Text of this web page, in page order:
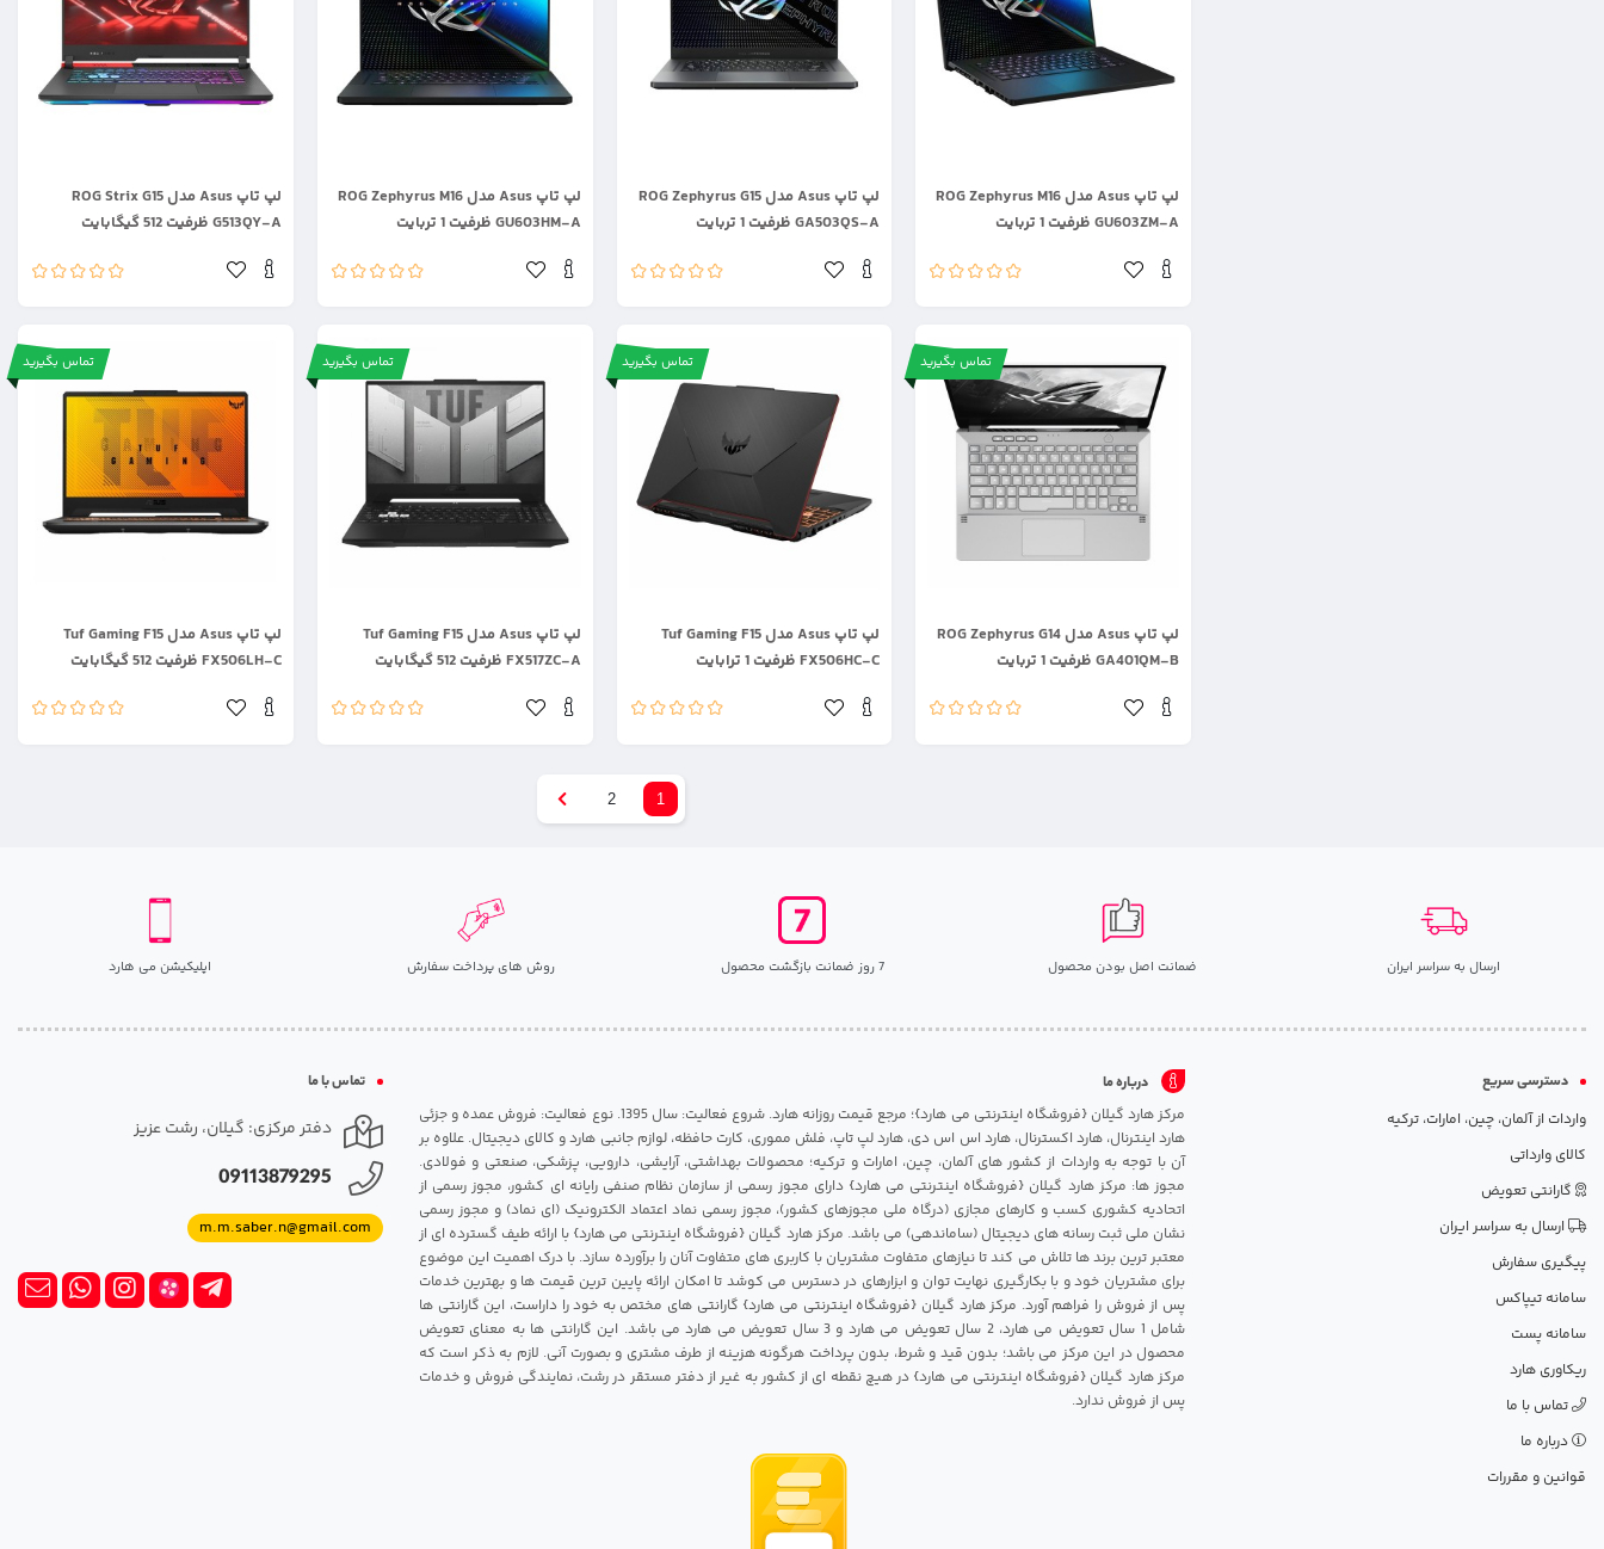
لپ تاپ Asus مدل ROG Zephyrus M16
GU603ZM-A ظرفیت 1 تربایت
لپ تاپ Asus مدل ROG Zephyrus G15
GA503QS-A ظرفیت 1 تربایت
لپ تاپ Asus مدل ROG Zephyrus M16
GU603HM-A ظرفیت 1 تربایت
لپ تاپ Asus مدل ROG Strix G15
G513QY-A ظرفیت 512 گیگابایت
تماس بگیرید
لپ تاپ Asus مدل ROG Zephyrus G14
GA401QM-B ظرفیت 1 تربایت
تماس بگیرید
لپ تاپ Asus مدل Tuf Gaming F15
FX506HC-C ظرفیت 1 ترابایت
تماس بگیرید
لپ تاپ Asus مدل Tuf Gaming F15
FX517ZC-A ظرفیت 512 گیگابایت
تماس بگیرید
لپ تاپ Asus مدل Tuf Gaming F15
FX506LH-C ظرفیت 512 گیگابایت
1
2
ارسال به سراسر ایران ضمانت اصل بودن محصول 7 روز ضمانت بازگشت محصول روش های پرداخت سفارش اپلیکیشن می هارد
دسترسی سریع
واردات از آلمان، چین، امارات، ترکیه
کالای وارداتی
گارانتی تعویض
ارسال به سراسر ایران
پیگیری سفارش
سامانه تیپاکس
سامانه پست
ریکاوری هارد
تماس با ما
درباره ما
قوانین و مقررات
درباره ما
مرکز هارد گیلان {فروشگاه اینترنتی می هارد}؛ مرجع قیمت روزانه هارد. شروع فعالیت: سال 1395. نوع فعالیت: فروش عمده و جزئی
هارد اینترنال، هارد اکسترنال، هارد اس اس دی، هارد لپ تاپ، فلش مموری، کارت حافظه، لوازم جانبی هارد و کالای دیجیتال. علاوه بر
آن با توجه به واردات از کشور های آلمان، چین، امارات و ترکیه؛ محصولات بهداشتی، آرایشی، دارویی، پزشکی، صنعتی و فولادی.
مجوز ها: مرکز هارد گیلان {فروشگاه اینترنتی می هارد} دارای مجوز رسمی از سازمان نظام صنفی رایانه ای کشور، مجوز رسمی از
اتحادیه کشوری کسب و کارهای مجازی (درگاه ملی مجوزهای کشور)، مجوز رسمی نماد اعتماد الکترونیک (ای نماد) و مجوز رسمی
نشان ملی ثبت رسانه های دیجیتال (ساماندهی) می باشد. مرکز هارد گیلان {فروشگاه اینترنتی می هارد} با ارائه طیف گسترده ای از
معتبر ترین برند ها تلاش می کند تا نیازهای متفاوت مشتریان با کاربری های متفاوت آنان را برآورده سازد. با درک اهمیت این موضوع
برای مشتریان خود و با بکارگیری نهایت توان و ابزارهای در دسترس می کوشد تا امکان ارائه پایین ترین قیمت ها و بهترین خدمات
پس از فروش را فراهم آورد. مرکز هارد گیلان {فروشگاه اینترنتی می هارد} گارانتی های مختص به خود را داراست، این گارانتی ها
شامل 1 سال تعویض می هارد، 2 سال تعویض می هارد و 3 سال تعویض می هارد می باشد. این گارانتی ها به معنای تعویض
محصول در این مرکز می باشد؛ بدون قید و شرط، بدون پرداخت هرگونه هزینه از طرف مشتری و بصورت آنی. لازم به ذکر است که
مرکز هارد گیلان {فروشگاه اینترنتی می هارد} در هیچ نقطه ای از کشور به غیر از دفتر مستقر در رشت، نمایندگی فروش و خدمات
پس از فروش ندارد.
تماس با ما
دفتر مرکزی: گیلان، رشت عزیز
09113879295
m.m.saber.n@gmail.com